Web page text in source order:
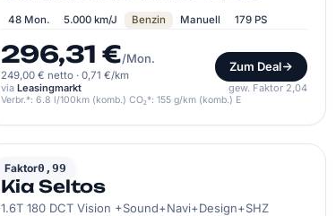
48 Mon. 5.000 km/J Benzin Manuell 179 PS
296,31 €/Mon.
249,00 € netto · 0,71 €/km
Zum Deal
via Leasingmarkt gew. Faktor 2,04
Verbr.*: 6.8 l/100km (komb.) CO₂*: 155 g/km (komb.) E
Faktor0,99
KIA
Kia Seltos
1.6T 180 DCT Vision +Sound+Navi+Design+SHZ